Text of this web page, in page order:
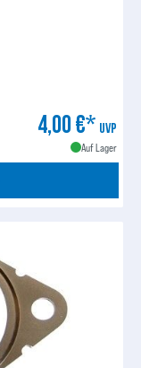
4,00 €* UVP
Auf Lager